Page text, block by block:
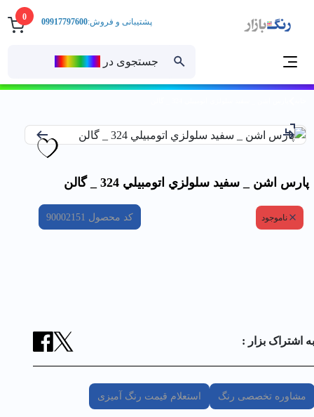
0
جستجوی در
پشتیبانی و فروش:09917797600
پارس اشن _ سفيد سلولزي اتومبيلي 324 _ گالن
ناموجود کد محصول 90002151
به اشتراک بزار :
مشاوره تخصصی رنگ استعلام قیمت رنگ آمیزی